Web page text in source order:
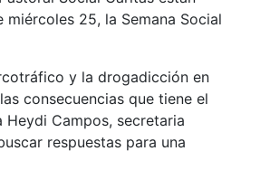
25, la Semana Social
y la drogadicción en
consecuencias que tiene el
Campos, secretaria
respuestas para una